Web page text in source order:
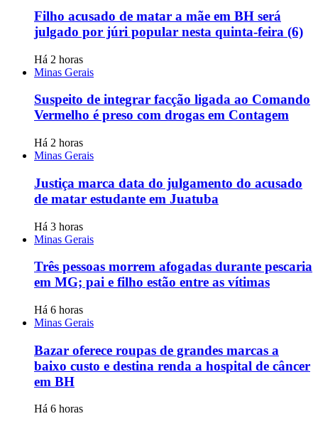
Filho acusado de matar a mãe em BH será
julgado por júri popular nesta quinta-feira (6)
Há 2 horas
Minas Gerais
Suspeito de integrar facção ligada ao Comando
Vermelho é preso com drogas em Contagem
Há 2 horas
Minas Gerais
Justiça marca data do julgamento do acusado
de matar estudante em Juatuba
Há 3 horas
Minas Gerais
Três pessoas morrem afogadas durante pescaria
em MG; pai e filho estão entre as vítimas
Há 6 horas
Minas Gerais
Bazar oferece roupas de grandes marcas a
baixo custo e destina renda a hospital de câncer
em BH
Há 6 horas